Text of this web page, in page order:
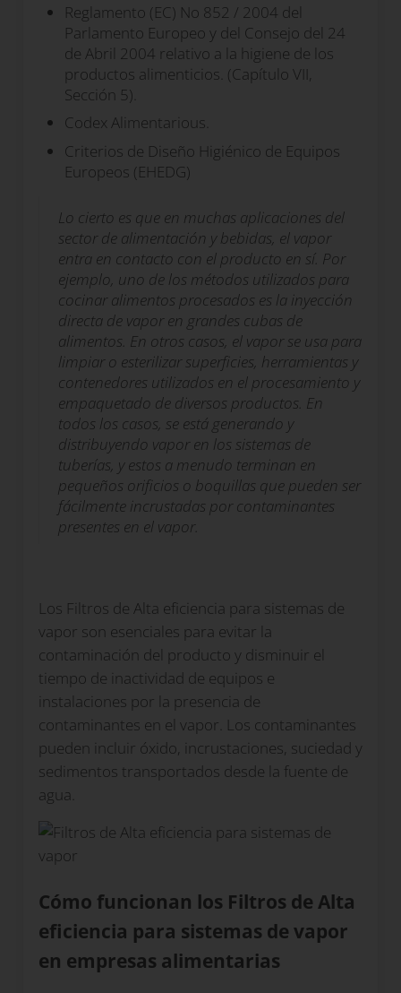
Reglamento (EC) No 852 / 2004 del
Parlamento Europeo y del Consejo del 24
de Abril 2004 relativo a la higiene de los
productos alimenticios. (Capítulo VII,
Sección 5).
Codex Alimentarious.
Criterios de Diseño Higiénico de Equipos
Europeos (EHEDG)
Lo cierto es que en muchas aplicaciones del
sector de alimentación y bebidas, el vapor
entra en contacto con el producto en sí. Por
ejemplo, uno de los métodos utilizados para
cocinar alimentos procesados es la inyección
directa de vapor en grandes cubas de
alimentos. En otros casos, el vapor se usa para
limpiar o esterilizar superficies, herramientas y
contenedores utilizados en el procesamiento y
empaquetado de diversos productos. En
todos los casos, se está generando y
distribuyendo vapor en los sistemas de
tuberías, y estos a menudo terminan en
pequeños orificios o boquillas que pueden ser
fácilmente incrustadas por contaminantes
presentes en el vapor.
Los Filtros de Alta eficiencia para sistemas de
vapor son esenciales para evitar la
contaminación del producto y disminuir el
tiempo de inactividad de equipos e
instalaciones por la presencia de
contaminantes en el vapor. Los contaminantes
pueden incluir óxido, incrustaciones, suciedad y
sedimentos transportados desde la fuente de
agua.
Cómo funcionan los Filtros de Alta
eficiencia para sistemas de vapor
en empresas alimentarias